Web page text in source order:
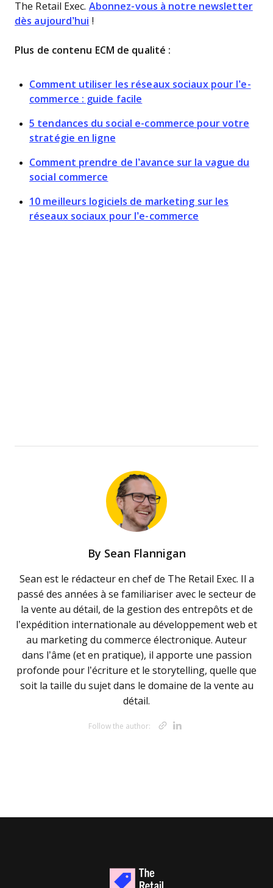
The Retail Exec. Abonnez-vous à notre newsletter
dès aujourd’hui !
Plus de contenu ECM de qualité :
Comment utiliser les réseaux sociaux pour l’e-
commerce : guide facile
5 tendances du social e-commerce pour votre
stratégie en ligne
Comment prendre de l’avance sur la vague du
social commerce
10 meilleurs logiciels de marketing sur les
réseaux sociaux pour l’e-commerce
By Sean Flannigan
Sean est le rédacteur en chef de The Retail Exec. Il a
passé des années à se familiariser avec le secteur de
la vente au détail, de la gestion des entrepôts et de
l’expédition internationale au développement web et
au marketing du commerce électronique. Auteur
dans l’âme (et en pratique), il apporte une passion
profonde pour l’écriture et le storytelling, quelle que
soit la taille du sujet dans le domaine de la vente au
détail.
Follow the author: Opens new